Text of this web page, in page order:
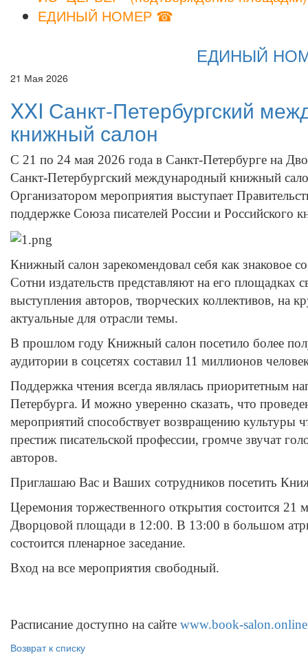
ЕДИНЫЙ НОМЕР ☎
ЕДИНЫЙ
21 Мая 2026
XXI Санкт-Петербургский
книжный салон
С 21 по 24 мая 2026 года в Санкт-Петербурге на
Санкт-Петербургский международный книжный
Организатором мероприятия выступает
поддержке Союза писателей России и Российского
Книжный салон зарекомендовал себя как знаковое
Сотни издательств представляют на его площадках
выступления авторов, творческих коллективов, на
актуальные для отрасли темы.
В прошлом году Книжный салон посетило более
аудитории в соцсетях составил 11 миллионов
Поддержка чтения всегда являлась приоритетным
Петербурга. И можно уверенно сказать, что
мероприятий способствует возвращению культуры
престиж писательской профессии, громче звучат
авторов.
Приглашаю Вас и Ваших сотрудников посетить
Церемония торжественного открытия состоится 21
Дворцовой площади в 12:00. В 13:00 в большом
состоится пленарное заседание.
Вход на все мероприятия свободный.
Расписание доступно на сайте www.book-salon.online
Возврат к списку